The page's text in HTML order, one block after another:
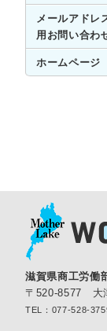
メールアドレ
用お問い合わ
ホームページ
滋賀県商工労働
〒520-8577 大
TEL：077-528-